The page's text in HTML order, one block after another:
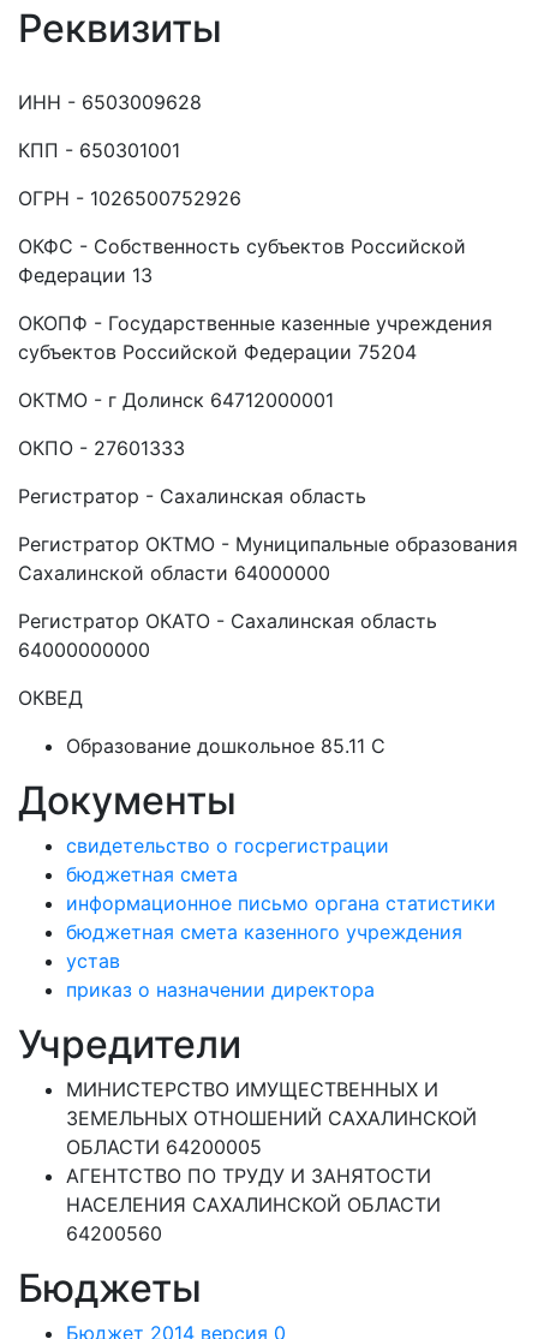
Реквизиты
ИНН - 6503009628
КПП - 650301001
ОГРН - 1026500752926
ОКФС - Собственность субъектов Российской
Федерации 13
ОКОПФ - Государственные казенные учреждения
субъектов Российской Федерации 75204
ОКТМО - г Долинск 64712000001
ОКПО - 27601333
Регистратор - Сахалинская область
Регистратор ОКТМО - Муниципальные образования
Сахалинской области 64000000
Регистратор ОКАТО - Сахалинская область
64000000000
ОКВЕД
Образование дошкольное 85.11 C
Документы
свидетельство о госрегистрации
бюджетная смета
информационное письмо органа статистики
бюджетная смета казенного учреждения
устав
приказ о назначении директора
Учредители
МИНИСТЕРСТВО ИМУЩЕСТВЕННЫХ И
ЗЕМЕЛЬНЫХ ОТНОШЕНИЙ САХАЛИНСКОЙ
ОБЛАСТИ 64200005
АГЕНТСТВО ПО ТРУДУ И ЗАНЯТОСТИ
НАСЕЛЕНИЯ САХАЛИНСКОЙ ОБЛАСТИ
64200560
Бюджеты
Бюджет 2014 версия 0